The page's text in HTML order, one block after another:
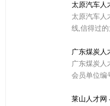
太原汽车人
太原汽车人
线,信得过
广东煤炭人
广东煤炭人
会员单位编
莱山人才网